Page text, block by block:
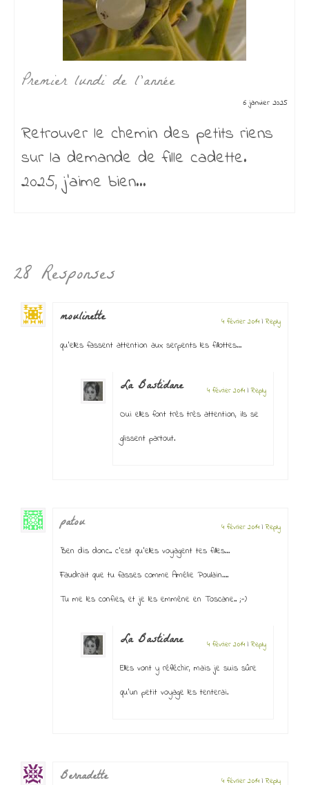
Premier lundi de l’année
6 janvier 2025
Retrouver le chemin des petits riens
sur la demande de fille cadette.
2025, j’aime bien...
28 Responses
moulinette 4 février 2014 |Reply
qu’elles fassent attention aux serpents les fillottes…
La Bastidane 4 février 2014 |Reply
Oui elles font très très attention, ils se
glissent partout.
patou 4 février 2014 |Reply
Ben dis donc.. c’est qu’elles voyagent tes filles…
Faudrait que tu fasses comme Amélie Poulain….
Tu me les confies, et je les emmène en Toscane.. ;-)
La Bastidane 4 février 2014 |Reply
Elles vont y réfléchir, mais je suis sûre
qu’un petit voyage les tenterai.
Bernadette 4 février 2014 |Reply